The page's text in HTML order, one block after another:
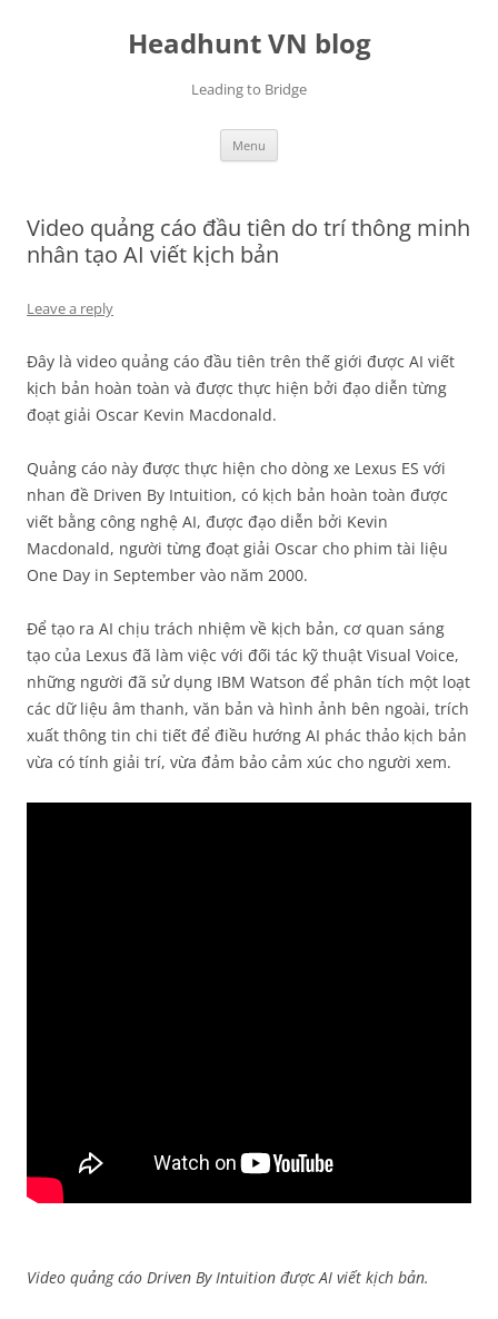
Headhunt VN blog
Leading to Bridge
Menu
Video quảng cáo đầu tiên do trí thông minh
nhân tạo AI viết kịch bản
Leave a reply
Đây là video quảng cáo đầu tiên trên thế giới được AI viết
kịch bản hoàn toàn và được thực hiện bởi đạo diễn từng
đoạt giải Oscar Kevin Macdonald.
Quảng cáo này được thực hiện cho dòng xe Lexus ES với
nhan đề Driven By Intuition, có kịch bản hoàn toàn được
viết bằng công nghệ AI, được đạo diễn bởi Kevin
Macdonald, người từng đoạt giải Oscar cho phim tài liệu
One Day in September vào năm 2000.
Để tạo ra AI chịu trách nhiệm về kịch bản, cơ quan sáng
tạo của Lexus đã làm việc với đối tác kỹ thuật Visual Voice,
những người đã sử dụng IBM Watson để phân tích một loạt
các dữ liệu âm thanh, văn bản và hình ảnh bên ngoài, trích
xuất thông tin chi tiết để điều hướng AI phác thảo kịch bản
vừa có tính giải trí, vừa đảm bảo cảm xúc cho người xem.
Video quảng cáo Driven By Intuition được AI viết kịch bản.